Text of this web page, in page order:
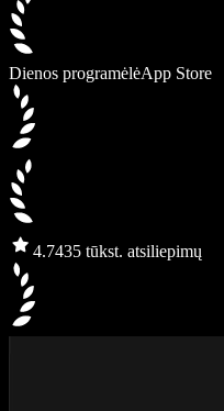
Dienos programėlėApp Store
4.7435 tūkst. atsiliepimų